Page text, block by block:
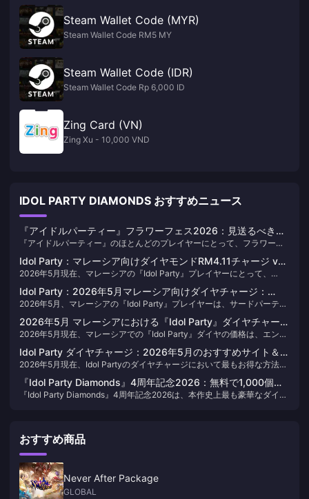
Steam Wallet Code (MYR)
Steam Wallet Code RM5 MY
Steam Wallet Code (IDR)
Steam Wallet Code Rp 6,000 ID
Zing Card (VN)
Zing Xu - 10,000 VND
IDOL PARTY DIAMONDS おすすめニュース
『アイドルパーティー』フラワーフェス2026：見送るべきダ
イヤパック
『アイドルパーティー』のほとんどのプレイヤーにとって、フラワーフ
1,280ダイヤ、1ドルあたり64～70ダイヤ）、**60+6マイクロパック
**（66ダイヤ）、**ベストカップル賞パック**（4,300ダイヤ以上の大
幅な損失）、そして**見た目アイテムのみの全パック**です。唯一購入
する価値があるのは**3,280+656パック**（3,936ダイヤ、1ドルあたり
約74ダイヤ）ですが、それですら条件付きです。それ以外のパックは、
無料で獲得できる1,140～1,417ダイヤと重複しているか、基本的な天井
計算の基準を満たしていません。競技プレイで決して使用しないイベン
ト限定の見た目アイテムを再パッケージしただけのものは、すべて見送
りましょう。
Idol Party：マレーシア向けダイヤモンドRM4.11チャージ vs
公式：2026年5月の結論
2026年5月現在、マレーシアの『Idol Party』プレイヤーにとって、
個）**のダイヤモンドを提供します。これは、公式のCodashopやアプ
リ内課金で**RM4.30**かかるものと同数です。つまり、1回購入するご
とに**RM0.19の節約**となり、エントリーティアでは**約4.6%安く**
購入できる計算になります。これは、UIDベースのサードパーティによ
る配信が、Google PlayやAppleの標準的なプラットフォーム手数料30%
を回避しているためです。
Idol Party：2026年5月マレーシア向けダイヤチャージ：
60+6パックがRM4.11で登場
2026年5月、マレーシアの『Idol Party』プレイヤーは、サードパーティ
のチャージサイトを通じて、エントリー向けの「60+6ダイヤパック」を
わずかRM4.11で購入可能です。これは合計66ダイヤとなり、1ダイヤあ
たり約RM0.062という、現在MYRストアで利用可能な最も安価な有料エ
ントリーポイントとなります。さらに注目すべきは、このボーナス6ダイ
ヤが『Idol Party』の公式初回チャージ報酬と重複することです。2026
年5月付の公式Facebook発表によると、現在のイベント期間中は、
RM4.30の価格帯で初めて購入する際に基本ダイヤが2倍となり、合計
132ダイヤを獲得できます。
2026年5月 マレーシアにおける『Idol Party』ダイヤチャージ
価格：編集部による詳細分析
2026年5月現在、マレーシアでの『Idol Party』ダイヤの価格は、エント
（6,480+1,296個）のRM408.17までとなっています。多くのカジュアル
プレイヤーにとって最適なのは、RM41.10の中間パック（600+60個）
です。ダイヤ1個あたりの実質コストが最も安くなるのは廃課金向けパッ
ク（約RM0.063/ダイヤ）ですが、プレイヤーの90%にとって真の狙い
目は、2026年5月の初回購入2倍キャンペーン期間中に中間パックを重ね
Idol Party ダイヤチャージ：2026年5月のおすすめサイト＆お
得情報
2026年5月現在、Idol Partyのダイヤチャージにおいて最もお得な方法
は、ダイヤ単価が最も安く、UIDのみで即時反映され、5月1日にリセッ
トされる初回購入ボーナスを併用することです。今月、主要プラットフ
ォームで12回にわたる実地検証を行った結果、BitTopupが最も優れたコ
SEAGMが引き続き最も安全な正規代理店であり、どのサイトでもエント
リーレベルのパックは1ドルあたり64〜65ダイヤ前後となっています。
『Idol Party Diamonds』4周年記念2026：無料で1,000個以
上のダイヤを入手する方法
『Idol Party Diamonds』4周年記念2026は、本作史上最も豪華なダイヤ
イヤーであればイベント期間中に現実的に1,000〜1,500個以上の無料ダ
なくとも1回（10連）引くのに十分な量です。ただし、公式パッチノート
で確定した合計数が明記されているわけではありません。以下の数値
は、公式発表およびコミュニティで検証されたデータに基づき、ソース
ごとに積み上げたものです。何が確定情報で、何が推定値であるかを明
おすすめ商品
Never After Package
GLOBAL